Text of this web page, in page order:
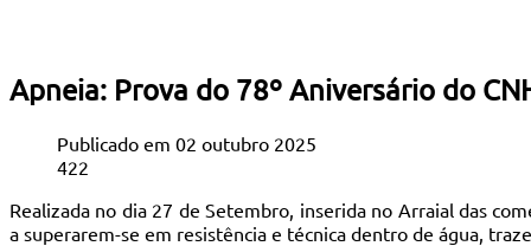
Apneia: Prova do 78º Aniversário do
Publicado em 02 outubro 2025
422
Realizada no dia 27 de Setembro, inserida no Arraial das
a superarem-se em resistência e técnica dentro de água,